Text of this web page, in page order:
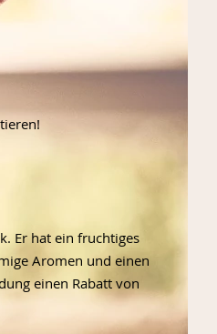
Er hat ein fruchtiges
Aromen und einen
einen Rabatt von